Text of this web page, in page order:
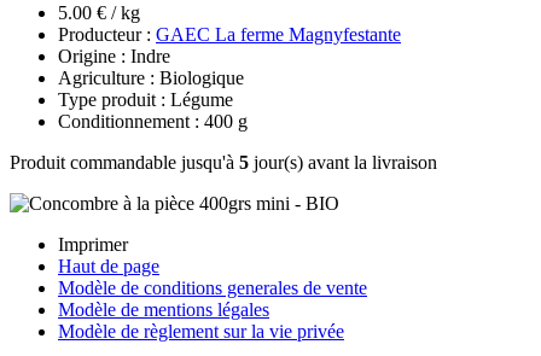
5.00 € / kg
Producteur : GAEC La ferme Magnyfestante
Origine : Indre
Agriculture : Biologique
Type produit : Légume
Conditionnement : 400 g
Produit commandable jusqu'à 5 jour(s) avant la livraison
Imprimer
Haut de page
Modèle de conditions generales de vente
Modèle de mentions légales
Modèle de règlement sur la vie privée